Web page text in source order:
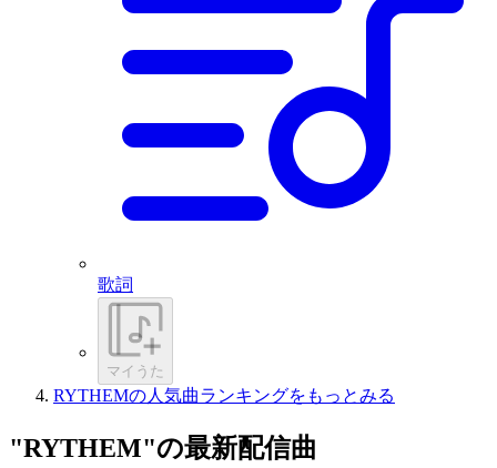
歌詞
マイうた
RYTHEMの人気曲ランキングをもっとみる
"RYTHEM"の最新配信曲